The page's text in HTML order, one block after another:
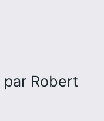
par Robert